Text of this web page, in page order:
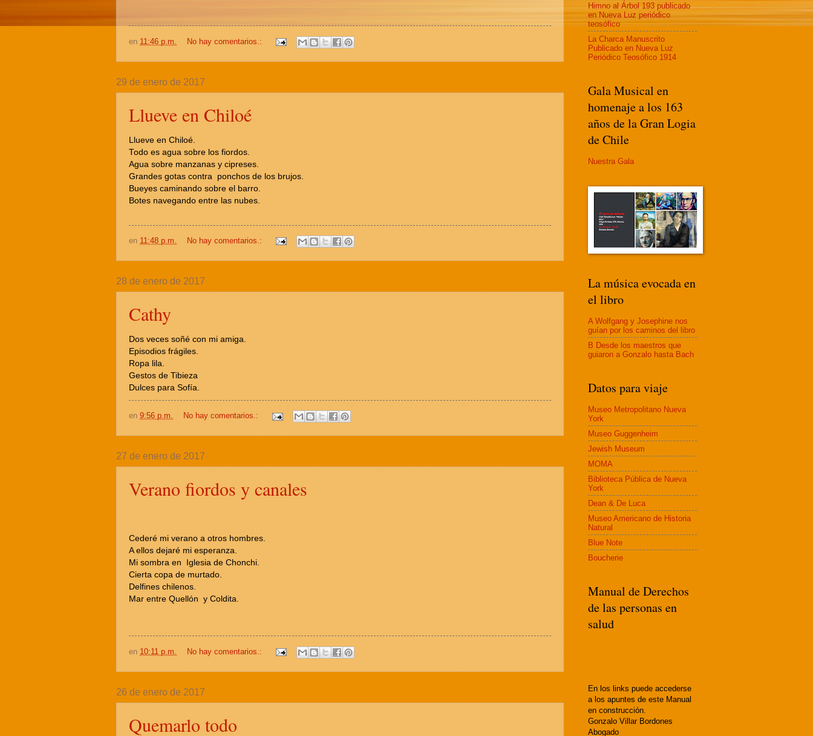
en 11:46 p.m. No hay comentarios.:
29 de enero de 2017
Llueve en Chiloé
Llueve en Chiloé.
Todo es agua sobre los fiordos.
Agua sobre manzanas y cipreses.
Grandes gotas contra ponchos de los brujos.
Bueyes caminando sobre el barro.
Botes navegando entre las nubes.
en 11:48 p.m. No hay comentarios.:
28 de enero de 2017
Cathy
Dos veces soñé con mi amiga.
Episodios frágiles.
Ropa lila.
Gestos de Tibieza
Dulces para Sofía.
en 9:56 p.m. No hay comentarios.:
27 de enero de 2017
Verano fiordos y canales
Cederé mi verano a otros hombres.
A ellos dejaré mi esperanza.
Mi sombra en Iglesia de Chonchi.
Cierta copa de murtado.
Delfines chilenos.
Mar entre Quellón y Coldita.
en 10:11 p.m. No hay comentarios.:
26 de enero de 2017
Quemarlo todo
Himno al Árbol 193 publicado
en Nueva Luz periódico
teosófico
La Charca Manuscrito
Publicado en Nueva Luz
Periódico Teosófico 1914
Gala Musical en
homenaje a los 163
años de la Gran Logia
de Chile
Nuestra Gala
La música evocada en
el libro
A Wolfgang y Josephine nos
guían por los caminos del libro
B Desde los maestros que
guiaron a Gonzalo hasta Bach
Datos para viaje
Museo Metropolitano Nueva
York
Museo Guggenheim
Jewish Museum
MOMA
Biblioteca Pública de Nueva
York
Dean & De Luca
Museo Americano de Historia
Natural
Blue Note
Boucherie
Manual de Derechos
de las personas en
salud
En los links puede accederse
a los apuntes de este Manual
en construcción.
Gonzalo Villar Bordones
Abogado